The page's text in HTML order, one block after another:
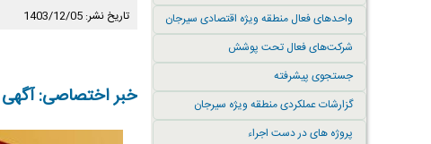
واحدهای فعال منطقه ویژه اقتصادی سیرجان
شرکت‌های فعال تحت پوشش
جستجوی پیشرفته
گزارشات عملکردی منطقه ویژه سیرجان
پروژه های در دست اجراء
تاریخ نشر: 1403/12/05
خبر اختصاصی: آگهی